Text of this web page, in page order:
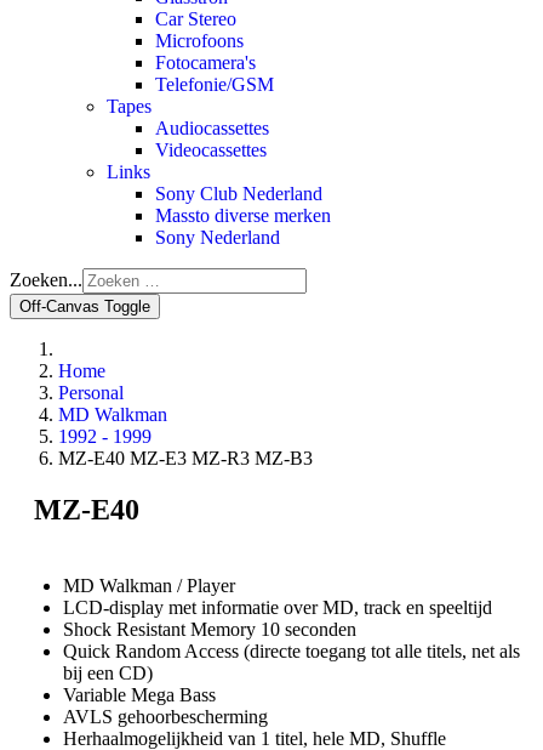
Car Stereo
Microfoons
Fotocamera's
Telefonie/GSM
Tapes
Audiocassettes
Videocassettes
Links
Sony Club Nederland
Massto diverse merken
Sony Nederland
Zoeken...
Off-Canvas Toggle
Home
Personal
MD Walkman
1992 - 1999
MZ-E40 MZ-E3 MZ-R3 MZ-B3
MZ-E40
MD Walkman / Player
LCD-display met informatie over MD, track en speeltijd
Shock Resistant Memory 10 seconden
Quick Random Access (directe toegang tot alle titels, net als
bij een CD)
Variable Mega Bass
AVLS gehoorbescherming
Herhaalmogelijkheid van 1 titel, hele MD, Shuffle